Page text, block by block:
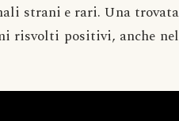
strani e rari. Una trovata
risvolti positivi, anche nel